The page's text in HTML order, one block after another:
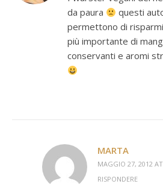
da paura
questi
permettono di
più importante di
conservanti e aromi
MARTA
MAGGIO 27, 2012
RISPONDERE